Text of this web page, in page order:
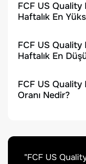
FCF US Quality
Haftalık En
FCF US Quality
Haftalık En
FCF US Quality
Oranı Nedir?
"FCF US